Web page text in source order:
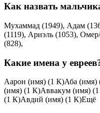
Как назвать
Мухаммад (1949), Адам
(1119), Ариэль (1053),
(828),
Какие имена у
Аарон (имя)‎ (1 К)Аба
(имя)‎ (1 К)Аввакум (имя)‎
(1 К)Авдий (имя)‎ (1 К)Ещё